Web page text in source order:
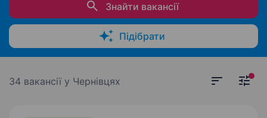
Знайти вакансії
Підібрати
34 вакансії у Чернівцях